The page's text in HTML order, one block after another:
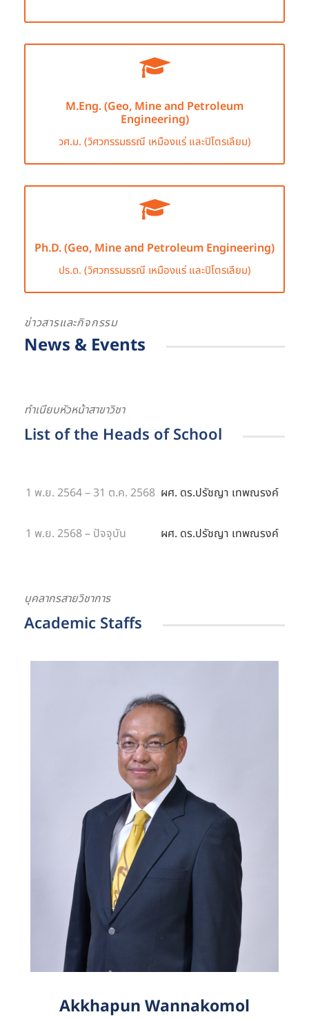
M.Eng. (Geo, Mine and Petroleum
Engineering)
วศ.ม. (วิศวกรรมธรณี เหมืองแร่ และปิโตรเลียม)
Ph.D. (Geo, Mine and Petroleum Engineering)
ปร.ด. (วิศวกรรมธรณี เหมืองแร่ และปิโตรเลียม)
ข่าวสารและกิจกรรม
News & Events
ทำเนียบหัวหน้าสาขาวิชา
List of the Heads of School
1 พ.ย. 2564 – 31 ต.ค. 2568 ผศ. ดร.ปรัชญา เทพณรงค์
1 พ.ย. 2568 – ปัจจุบัน ผศ. ดร.ปรัชญา เทพณรงค์
บุคลากรสายวิชาการ
Academic Staffs
Akkhapun Wannakomol